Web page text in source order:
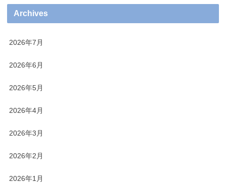
Archives
2026年7月
2026年6月
2026年5月
2026年4月
2026年3月
2026年2月
2026年1月